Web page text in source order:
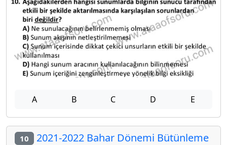
A B C D E
10 2021-2022 Bahar Dönemi Bütünleme